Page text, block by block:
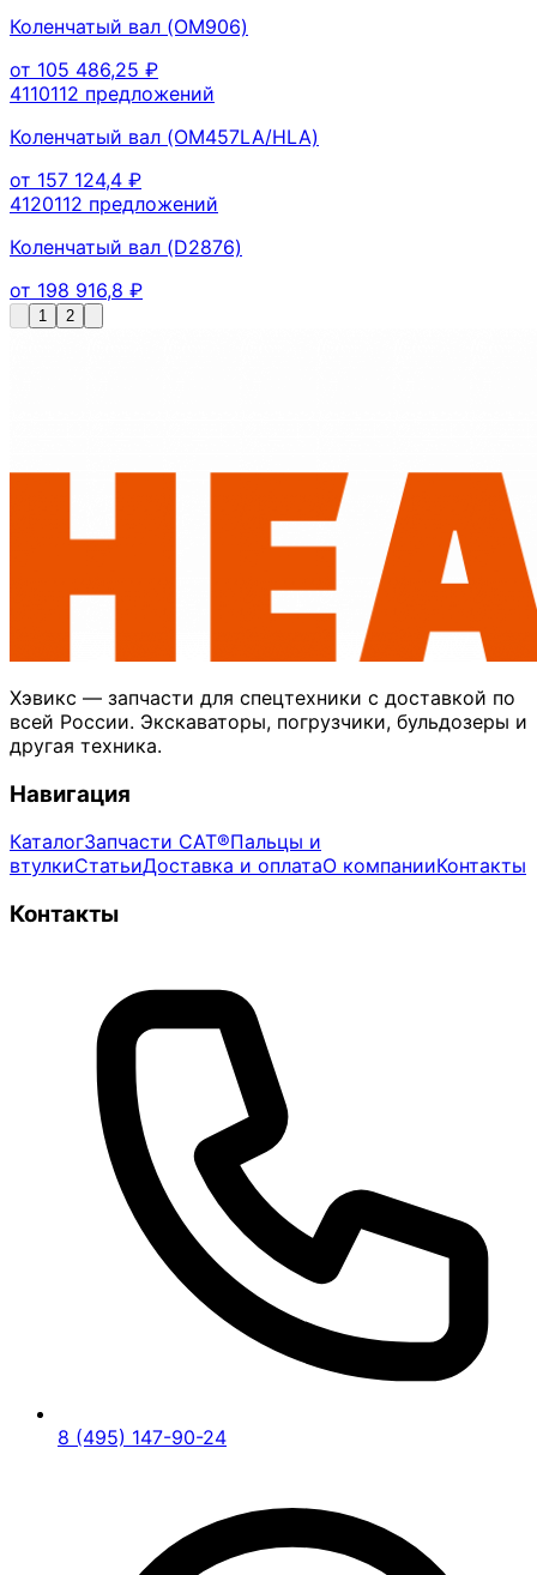
Коленчатый вал (OM906)
от 105 486,25 ₽
4110112 предложений
Коленчатый вал (OM457LA/HLA)
от 157 124,4 ₽
4120112 предложений
Коленчатый вал (D2876)
от 198 916,8 ₽
1 2
Хэвикс — запчасти для спецтехники с доставкой по
всей России. Экскаваторы, погрузчики, бульдозеры и
другая техника.
Навигация
КаталогЗапчасти CAT®Пальцы и
втулкиСтатьиДоставка и оплатаО компанииКонтакты
Контакты
8 (495) 147-90-24